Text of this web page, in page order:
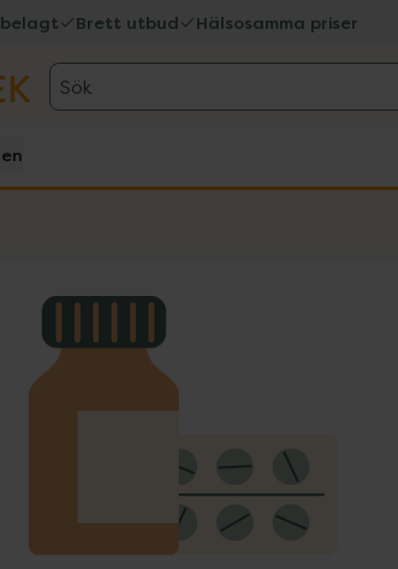
Brett utbud Hälsosamma priser
Sök
1 objekt.